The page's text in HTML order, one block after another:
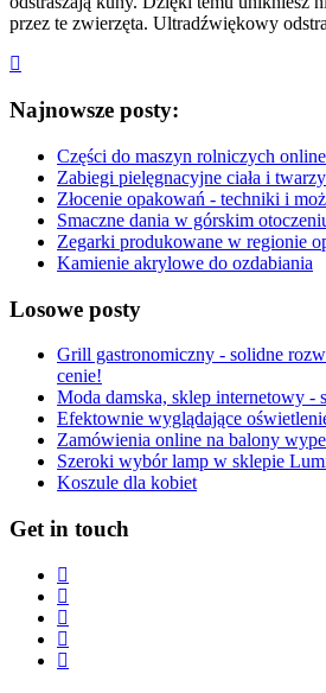
przez te zwierzęta. Ultradźwiękowy
Najnowsze posty:
Części do maszyn rolniczych
Zabiegi pielęgnacyjne ciała i twarzy
Złocenie opakowań - techniki i
Smaczne dania w górskim
Zegarki produkowane w regionie
Kamienie akrylowe do ozdabiania
Losowe posty
Grill gastronomiczny - solidne
cenie!
Moda damska, sklep internetowy -
Efektownie wyglądające
Zamówienia online na balony
Szeroki wybór lamp w sklepie
Koszule dla kobiet
Get in touch